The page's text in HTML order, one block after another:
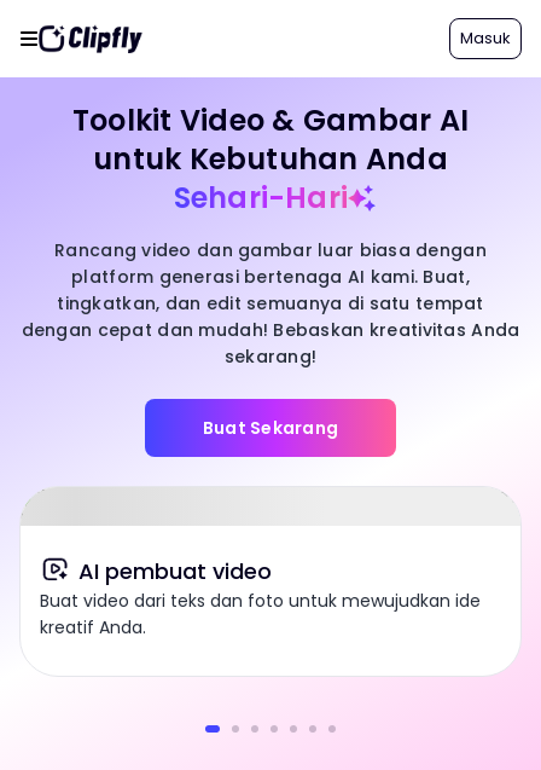
Masuk
Toolkit Video & Gambar AI
untuk Kebutuhan Anda
Sehari-Hari
Rancang video dan gambar luar biasa dengan
platform generasi bertenaga AI kami. Buat,
tingkatkan, dan edit semuanya di satu tempat
dengan cepat dan mudah! Bebaskan kreativitas Anda
sekarang!
Buat Sekarang
AI pembuat video
Buat video dari teks dan foto untuk mewujudkan ide
kreatif Anda.